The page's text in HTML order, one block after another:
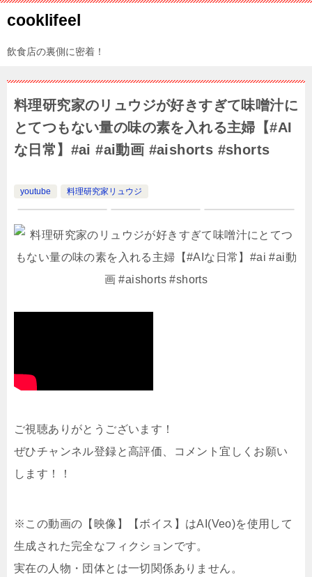
cooklifeel
飲食店の裏側に密着！
料理研究家のリュウジが好きすぎて味噌汁に
とてつもない量の味の素を入れる主婦【#AI
な日常】#ai #ai動画 #aishorts #shorts
youtube 料理研究家リュウジ
ご視聴ありがとうございます！
ぜひチャンネル登録と高評価、コメント宜しくお願い
します！！
※この動画の【映像】【ボイス】はAI(Veo)を使用して
生成された完全なフィクションです。
実在の人物・団体とは一切関係ありません。